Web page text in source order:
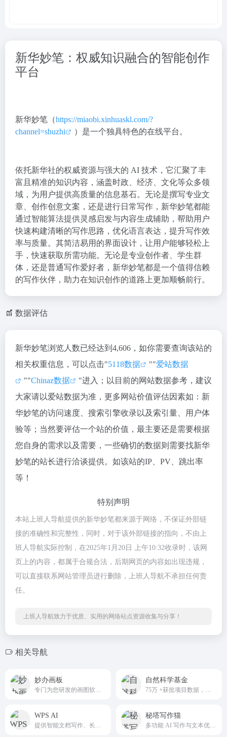
新华妙笔：权威知识融合的智能创作
平台
新华妙笔（https://miaobi.xinhuaskl.com/?
channel=shuzhi
）是一个独具特色的在线平台。
依托新华社的权威资源与强大的 AI 技术，它汇聚了丰
富且精准的知识内容，涵盖时政、经济、文化等众多领
域，为用户提供高质量的信息基石。无论是撰写专业文
章、创作创意文案，还是进行日常写作，新华妙笔都能
通过智能算法提供灵感启发与内容生成辅助，帮助用户
快速构建清晰的写作思路，优化语言表达，提升写作效
率与质量。其简洁易用的界面设计，让用户能够轻松上
手，快速获取所需功能。无论是专业创作者、学生群
体，还是普通写作爱好者，新华妙笔都是一个值得信赖
的写作伙伴，助力在知识创作的道路上更加顺畅前行。
数据评估
新华妙笔浏览人数已经达到4,606，如你需要查询该站的
相关权重信息，可以点击"5118数据 ""爱站数据
""Chinaz数据
"进入；以目前的网站数据参考，建议
大家请以爱站数据为准，更多网站价值评估因素如：新
华妙笔的访问速度、搜索引擎收录以及索引量、用户体
验等；当然要评估一个站的价值，最主要还是需要根据
您自身的需求以及需要，一些确切的数据则需要找新华
妙笔的站长进行洽谈提供。如该站的IP、PV、跳出率
等！
特别声明
本站上班人导航提供的新华妙笔都来源于网络，不保证外部链
接的准确性和完整性，同时，对于该外部链接的指向，不由上
班人导航实际控制，在2025年1月20日 上午10:32收录时，该网
页上的内容，都属于合规合法，后期网页的内容如出现违规，
可以直接联系网站管理员进行删除，上班人导航不承担任何责
任。
上班人导航致力于优质、实用的网络站点资源收集与分享！
相关导航
妙办画板 自然科学基金
WPS AI 秘塔写作猫